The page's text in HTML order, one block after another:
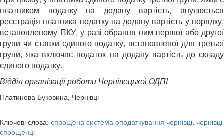
платником податку на додану вартість, анулюється
реєстрація платника податку на додану вартість у порядку,
встановленому ПКУ, у разі обрання ним першої або другої
групи чи ставки єдиного податку, встановленої для третьої
групи, яка включає податок на додану вартість до складу
єдиного податку.
Відділ організації роботи Чернівецької ОДПІ
Платинова Буковина, Чернівці
Ключові слова: спрощена система оподаткування чернівці, чернівці
спрощенці